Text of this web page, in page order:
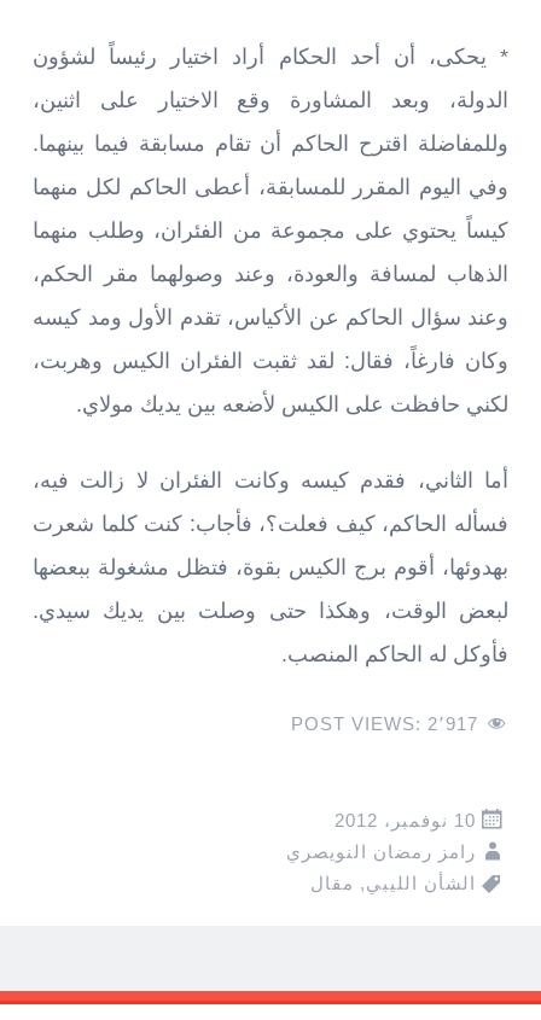
* يحكى، أن أحد الحكام أراد اختيار رئيساً لشؤون
الدولة، وبعد المشاورة وقع الاختيار على اثنين،
وللمفاضلة اقترح الحاكم أن تقام مسابقة فيما بينهما.
وفي اليوم المقرر للمسابقة، أعطى الحاكم لكل منهما
كيساً يحتوي على مجموعة من الفئران، وطلب منهما
الذهاب لمسافة والعودة، وعند وصولهما مقر الحكم،
وعند سؤال الحاكم عن الأكياس، تقدم الأول ومد كيسه
وكان فارغاً، فقال: لقد ثقبت الفئران الكيس وهربت،
لكني حافظت على الكيس لأضعه بين يديك مولاي.
أما الثاني، فقدم كيسه وكانت الفئران لا زالت فيه،
فسأله الحاكم، كيف فعلت؟، فأجاب: كنت كلما شعرت
بهدوئها، أقوم برج الكيس بقوة، فتظل مشغولة ببعضها
لبعض الوقت، وهكذا حتى وصلت بين يديك سيدي.
فأوكل له الحاكم المنصب.
POST VIEWS: 2٬917
10 نوفمبر، 2012
رامز رمضان النويصري
الشأن الليبي, مقال
Post
←
→